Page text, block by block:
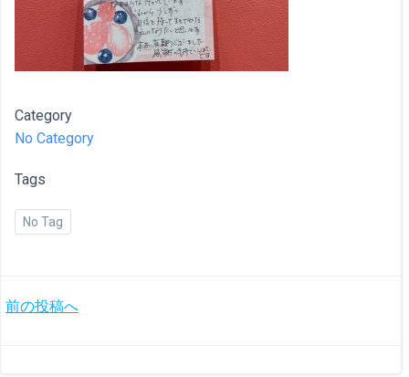
Category
No Category
Tags
No Tag
投
前の投稿へ